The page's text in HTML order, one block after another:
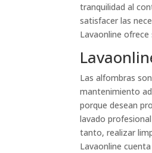
tranquilidad al
satisfacer las
Lavaonline
Las alfombras
mantenimiento
porque desean
lavado
tanto, realizar
Lavaonline